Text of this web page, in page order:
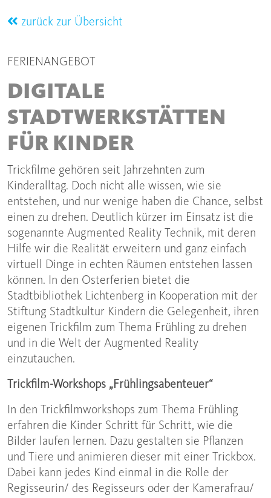
zurück zur Übersicht
FERIENANGEBOT
DIGITALE
STADTWERKSTÄTTEN
FÜR KINDER
Trickfilme gehören seit Jahrzehnten zum
Kinderalltag. Doch nicht alle wissen, wie sie
entstehen, und nur wenige haben die Chance, selbst
einen zu drehen. Deutlich kürzer im Einsatz ist die
sogenannte Augmented Reality Technik, mit deren
Hilfe wir die Realität erweitern und ganz einfach
virtuell Dinge in echten Räumen entstehen lassen
können. In den Osterferien bietet die
Stadtbibliothek Lichtenberg in Kooperation mit der
Stiftung Stadtkultur Kindern die Gelegenheit, ihren
eigenen Trickfilm zum Thema Frühling zu drehen
und in die Welt der Augmented Reality
einzutauchen.
Trickfilm-Workshops „Frühlingsabenteuer“
In den Trickfilmworkshops zum Thema Frühling
erfahren die Kinder Schritt für Schritt, wie die
Bilder laufen lernen. Dazu gestalten sie Pflanzen
und Tiere und animieren dieser mit einer Trickbox.
Dabei kann jedes Kind einmal in die Rolle der
Regisseurin/ des Regisseurs oder der Kamerafrau/